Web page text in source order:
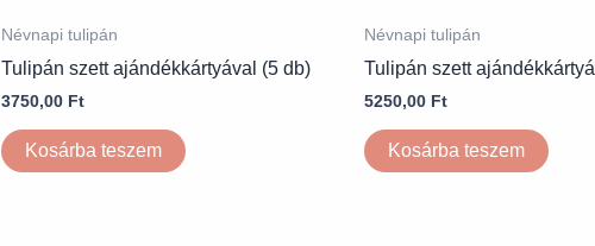
Névnapi tulipán
Tulipán szett ajándékkártyával (5 db)
3750,00 Ft
Kosárba teszem
Névnapi tulipán
Tulipán szett
5250,00 Ft
Kosárba teszem